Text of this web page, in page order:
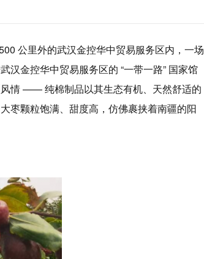
公里外的武汉金控华中贸易服务区内，一场
汉金控华中贸易服务区的 “一带一路” 国家馆
风情 —— 纯棉制品以其生态有机、天然舒适的
枣颗粒饱满、甜度高，仿佛裹挟着南疆的阳